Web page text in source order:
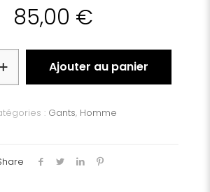
85,00 €
Ajouter au panier
: Gants, Homme